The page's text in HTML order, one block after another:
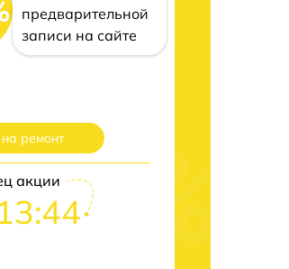
предварительной
записи на сайте
ремонт
акции